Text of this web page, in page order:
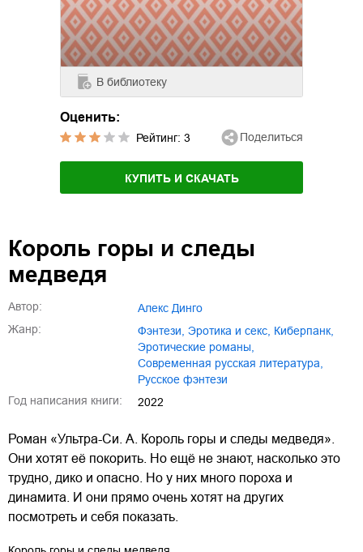
В библиотеку
Оценить:
Рейтинг: 3 Поделиться
КУПИТЬ И СКАЧАТЬ
Король горы и следы
медведя
Автор:
Алекс Динго
Жанр:
фэнтези, эротика и секс, киберпанк,
эротические романы,
современная русская литература,
русское фэнтези
Год написания книги:
2022
Роман «Ультра-Си. А. Король горы и следы медведя».
Они хотят её покорить. Но ещё не знают, насколько это
трудно, дико и опасно. Но у них много пороха и
динамита. И они прямо очень хотят на других
посмотреть и себя показать.